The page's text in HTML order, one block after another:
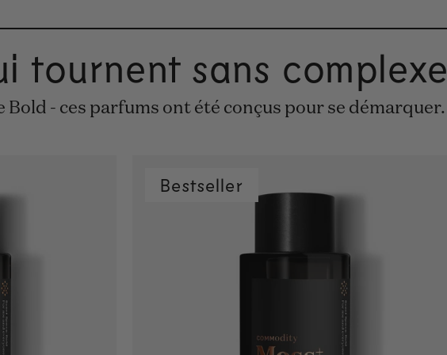
tournent sans complexe
Bold - ces parfums ont été conçus pour se démarquer.
Bestseller